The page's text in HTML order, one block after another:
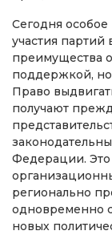
Сегодня
участия
преимущества
поддержкой,
Право
получают
Федерации.
регионально
одновременно
новых